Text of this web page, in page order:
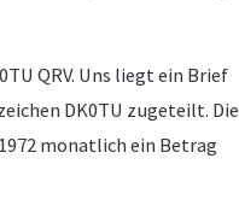
QRV. Uns liegt ein Brief
DK0TU zugeteilt. Die
monatlich ein Betrag